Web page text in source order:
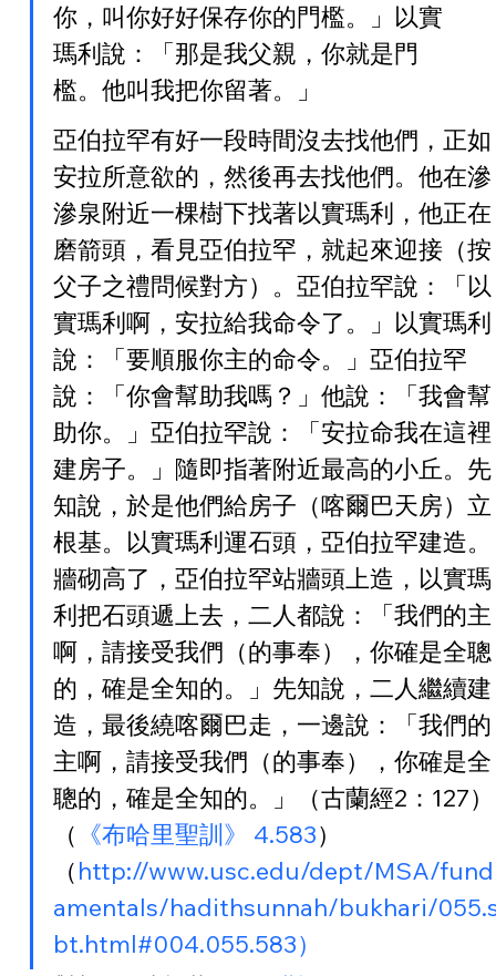
你，叫你好好保存你的門檻。」以實
瑪利說：「那是我父親，你就是門
檻。他叫我把你留著。」
亞伯拉罕有好一段時間沒去找他們，正如
安拉所意欲的，然後再去找他們。他在滲
滲泉附近一棵樹下找著以實瑪利，他正在
磨箭頭，看見亞伯拉罕，就起來迎接（按
父子之禮問候對方）。亞伯拉罕說：「以
實瑪利啊，安拉給我命令了。」以實瑪利
說：「要順服你主的命令。」亞伯拉罕
說：「你會幫助我嗎？」他說：「我會幫
助你。」亞伯拉罕說：「安拉命我在這裡
建房子。」隨即指著附近最高的小丘。先
知說，於是他們給房子（喀爾巴天房）立
根基。以實瑪利運石頭，亞伯拉罕建造。
牆砌高了，亞伯拉罕站牆頭上造，以實瑪
利把石頭遞上去，二人都說：「我們的主
啊，請接受我們（的事奉），你確是全聰
的，確是全知的。」先知說，二人繼續建
造，最後繞喀爾巴走，一邊說：「我們的
主啊，請接受我們（的事奉），你確是全
聰的，確是全知的。」（古蘭經2：127）
（ 《布哈里聖訓》 4.583）
（http://www.usc.edu/dept/MSA/fund
amentals/hadithsunnah/bukhari/
bt.html#004.055.583）